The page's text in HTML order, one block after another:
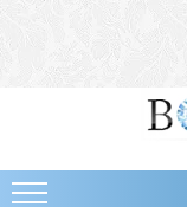
Bijuterii
Cercei